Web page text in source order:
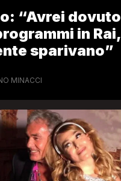
“Avrei dovuto
in Rai,
sparivano”
MINACCI